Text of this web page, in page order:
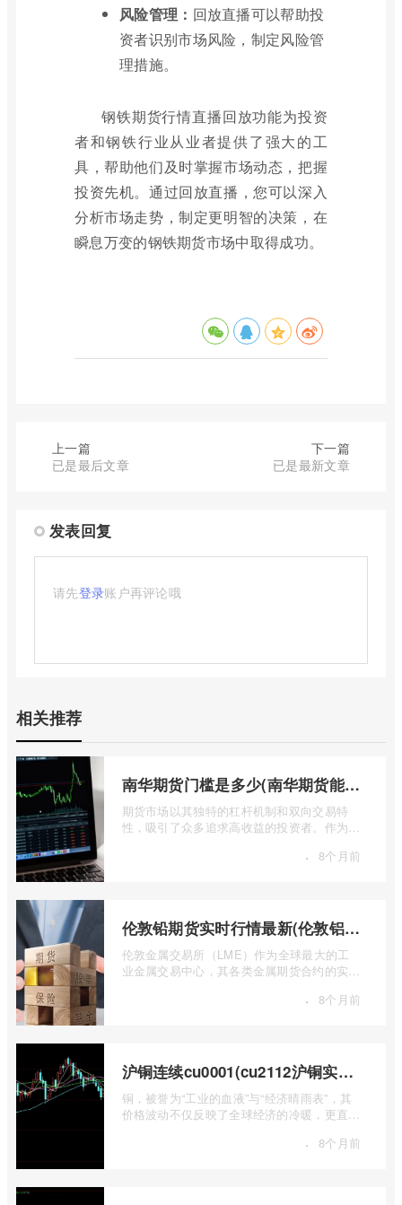
风险管理： 回放直播可以帮助投
资者识别市场风险，制定风险管
理措施。
钢铁期货行情直播回放功能为投资
者和钢铁行业从业者提供了强大的工
具，帮助他们及时掌握市场动态，把握
投资先机。通过回放直播，您可以深入
分析市场走势，制定更明智的决策，在
瞬息万变的钢铁期货市场中取得成功。
上一篇
已是最后文章
下一篇
已是最新文章
发表回复
请先登录账户再评论哦
相关推荐
南华期货门槛是多少(南华期货能做国际期货吗)
期货市场以其独特的杠杆机制和双向交易特
性，吸引了众多追求高收益的投资者。作为中
· 8个月前
伦敦铅期货实时行情最新(伦敦铝锡期货实时行情)
伦敦金属交易所（LME）作为全球最大的工
业金属交易中心，其各类金属期货合约的实时
· 8个月前
沪铜连续cu0001(cu2112沪铜实时行情)
铜，被誉为“工业的血液”与“经济晴雨表”，其
价格波动不仅反映了全球经济的冷暖，更直接
· 8个月前